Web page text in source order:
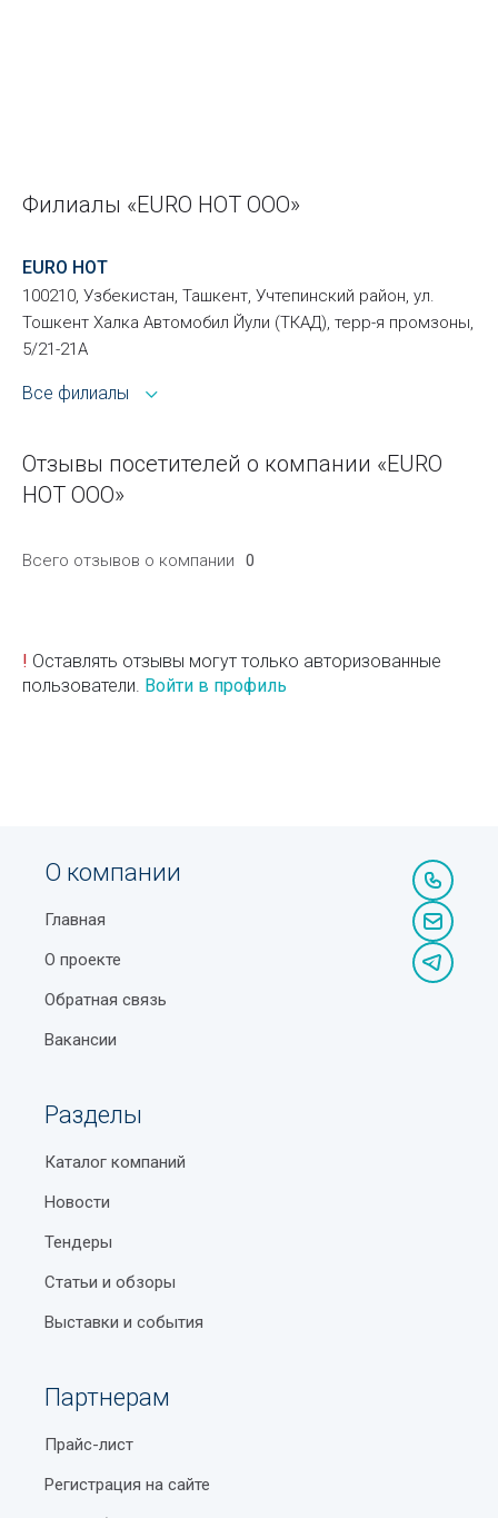
Филиалы «EURO HOT ООО»
EURO HOT
100210, Узбекистан, Ташкент, Учтепинский район, ул.
Тошкент Халка Автомобил Йули (ТКАД), терр-я промзоны,
5/21-21А
Все филиалы
Отзывы посетителей о компании «EURO
HOT ООО»
Всего отзывов о компании 0
! Оставлять отзывы могут только авторизованные
пользователи. Войти в профиль
О компании
Главная
О проекте
Обратная связь
Вакансии
Разделы
Каталог компаний
Новости
Тендеры
Статьи и обзоры
Выставки и события
Партнерам
Прайс-лист
Регистрация на сайте